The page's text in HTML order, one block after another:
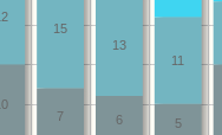
5
6
7
11
13
15